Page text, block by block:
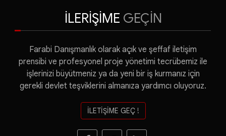
İLERİŞİME GEÇİN
Farabi Danışmanlık olarak açık ve şeffaf iletişim
prensibi ve profesyonel proje yönetimi tecrübemiz ile
işlerinizi büyütmeniz ya da yeni bir iş kurmanız için
gerekli devlet teşviklerini almanıza yardımcı oluyoruz.
İLETİŞİME GEÇ !